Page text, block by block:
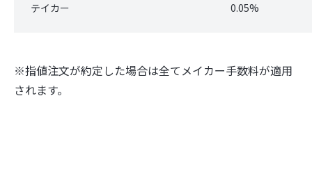
テイカー 0.05%
※指値注文が約定した場合は全てメイカー手数料が適用
されます。